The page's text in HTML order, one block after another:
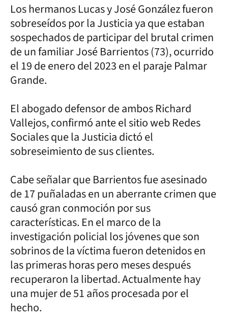
Los hermanos Lucas y José González fueron
sobreseídos por la Justicia ya que estaban
sospechados de participar del brutal crimen
de un familiar José Barrientos (73), ocurrido
el 19 de enero del 2023 en el paraje Palmar
Grande.
El abogado defensor de ambos Richard
Vallejos, confirmó ante el sitio web Redes
Sociales que la Justicia dictó el
sobreseimiento de sus clientes.
Cabe señalar que Barrientos fue asesinado
de 17 puñaladas en un aberrante crimen que
causó gran conmoción por sus
características. En el marco de la
investigación policial los jóvenes que son
sobrinos de la víctima fueron detenidos en
las primeras horas pero meses después
recuperaron la libertad. Actualmente hay
una mujer de 51 años procesada por el
hecho.